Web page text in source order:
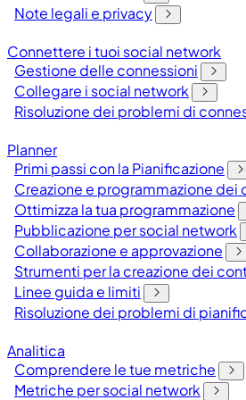
Note legali e privacy
Connettere i tuoi social network
Gestione delle connessioni
Collegare i social network
Risoluzione dei problemi di
Planner
Primi passi con la Pianificazione
Creazione e programmazione dei
Ottimizza la tua programmazione
Pubblicazione per social network
Collaborazione e approvazione
Strumenti per la creazione dei
Linee guida e limiti
Risoluzione dei problemi di
Analitica
Comprendere le tue metriche
Metriche per social network